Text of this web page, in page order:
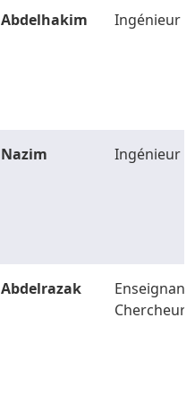
Abdelhakim Ingénieur
Nazim Ingénieur
Abdelrazak
Enseignant-
Chercheur